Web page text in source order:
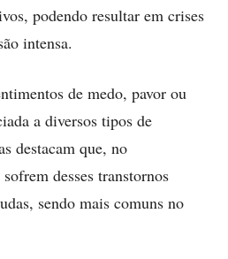
podendo resultar em crises
intensa.
de medo, pavor ou
a diversos tipos de
destacam que, no
desses transtornos
sendo mais comuns no